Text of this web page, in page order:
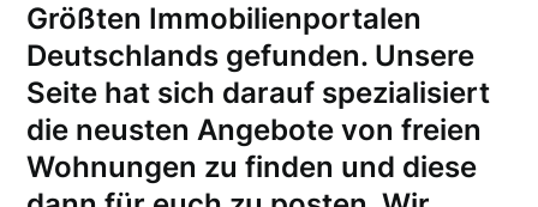
Größten Immobilienportalen
Deutschlands gefunden. Unsere
Seite hat sich darauf spezialisiert
die neusten Angebote von freien
Wohnungen zu finden und diese